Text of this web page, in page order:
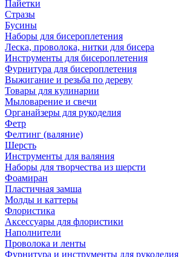
Пайетки
Стразы
Бусины
Наборы для бисероплетения
Леска, проволока, нитки для бисера
Инструменты для бисероплетения
Фурнитура для бисероплетения
Выжигание и резьба по дереву
Товары для кулинарии
Мыловарение и свечи
Органайзеры для рукоделия
Фетр
Фелтинг (валяние)
Шерсть
Инструменты для валяния
Наборы для творчества из шерсти
Фоамиран
Пластичная замша
Молды и каттеры
Флористика
Аксессуары для флористики
Наполнители
Проволока и ленты
Фурнитура и инструменты для рукоделия